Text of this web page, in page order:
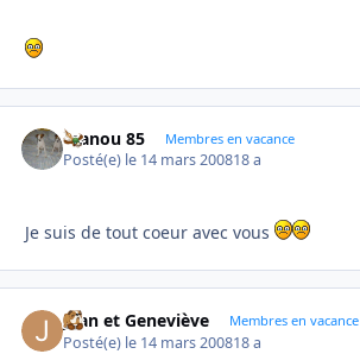
manou 85 Membres en vacance
Posté(e) le 14 mars 200818 a
Je suis de tout coeur avec vous
Jean et Geneviève Membres en vacance
Posté(e) le 14 mars 200818 a